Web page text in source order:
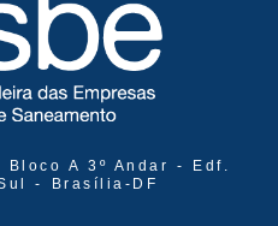
A 3º Andar - Edf.
- Brasília-DF